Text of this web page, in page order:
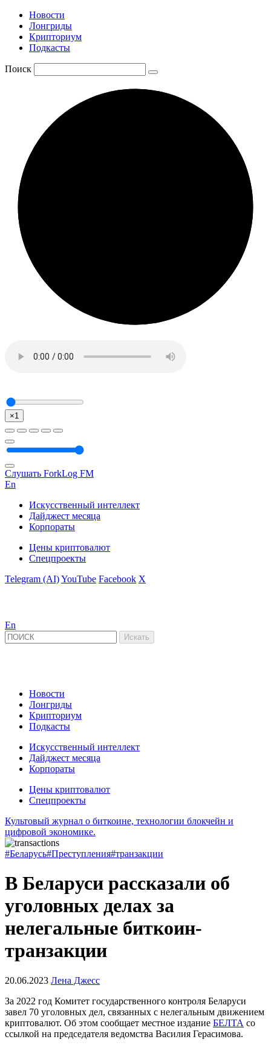
Новости
Лонгриды
Крипториум
Подкасты
Поиск
×1
Слушать ForkLog FM
En
Искусственный интеллект
Дайджест месяца
Корпораты
Цены криптовалют
Спецпроекты
Telegram (AI)YouTube Facebook X
En
Новости
Лонгриды
Крипториум
Подкасты
Искусственный интеллект
Дайджест месяца
Корпораты
Цены криптовалют
Спецпроекты
Культовый журнал о биткоине, технологии блокчейн и
цифровой экономике.
#Беларусь#Преступления#транзакции
В Беларуси рассказали об
уголовных делах за
нелегальные биткоин-
транзакции
20.06.2023 Лена Джесс
За 2022 год Комитет государственного контроля Беларуси
завел 70 уголовных дел, связанных с нелегальным движением
криптовалют. Об этом сообщает местное издание БЕЛТА со
ссылкой на председателя ведомства Василия Герасимова.